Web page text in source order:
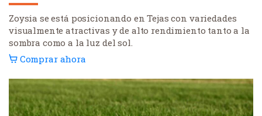
Zoysia se está posicionando en Tejas con variedades
visualmente atractivas y de alto rendimiento tanto a la
sombra como a la luz del sol.
Comprar ahora